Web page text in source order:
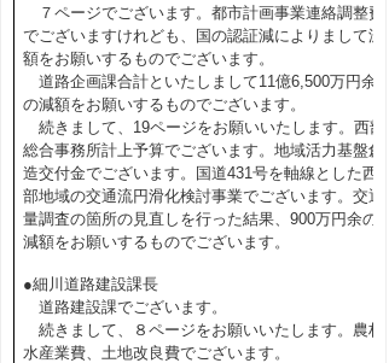
７ページでございます。都市計画事業連絡調整費
でございますけれども、国の認証減によりまして減
額をお願いするものでございます。
道路企画課合計といたしまして11億6,500万円余
の減額をお願いするものでございます。
続きまして、19ページをお願いいたします。西部
総合事務所計上予算でございます。地域活力基盤創
造交付金でございます。国道431号を軸線とした西
部地域の交通流円滑化検討事業でございます。交通
量調査の箇所の見直しを行った結果、900万円余の
減額をお願いするものでございます。
●細川道路建設課長
道路建設課でございます。
続きまして、８ページをお願いいたします。農林
水産業費、土地改良費でございます。